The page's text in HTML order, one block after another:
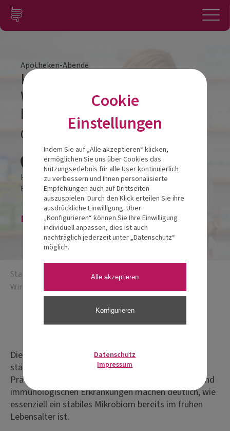
Zum Inhalt springen
Konto
Apotheken-Abende
Kleine Bäuche, große
Wirkung – Darmgesundheit
bei Kindern im Fokus
03.06.2025
Hotel Galántha
Esterházyplatz 37000Eisenstadt
Die Veranstaltung ist beendet.
Startseite Apotheken-Abende/Kleine Bäuche, große
Wirkung – Darmgesundheit bei Kindern im Fokus
Eventdetails
Die Bedeutung der Darmgesundheit rückt immer
stärker in den Fokus – auch bei Kindern. Steigende
Prävalenzen von Verdauungsproblemen, Allergien und
immunologischen Erkrankungen machen deutlich, wie
essenziell ein stabiles Mikrobiom bereits im frühen
Lebensalter ist.
Cookie
Einstellungen
Indem Sie auf „Alle akzeptieren“ klicken,
ermöglichen Sie uns über Cookies das
Nutzungserlebnis für alle User kontinuierlich
zu verbessern und Ihnen personalisierte
Empfehlungen auch auf Drittseiten
auszuspielen. Durch den Klick erteilen Sie ihre
ausdrückliche Einwilligung. Über
„Konfigurieren“ können Sie Ihre Einwilligung
individuell anpassen, dies ist auch
nachträglich jederzeit unter „Datenschutz“
möglich.
Alle akzeptieren
Konfigurieren
Datenschutz
Impressum